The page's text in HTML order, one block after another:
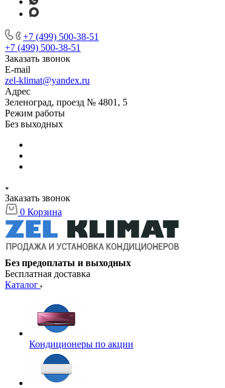
+7 (499) 500-38-51
+7 (499) 500-38-51
Заказать звонок
E-mail
zel-klimat@yandex.ru
Адрес
Зеленоград, проезд № 4801, 5
Режим работы
Без выходных
Заказать звонок
0 Корзина
Без предоплаты и выходных
Бесплатная доставка
Каталог
Кондиционеры по акции